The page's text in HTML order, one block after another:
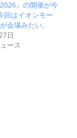
』の開催が今
回はイオンモー
会場みたい。
日
ース